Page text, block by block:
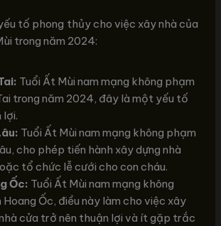
tố phong thủy cho việc xây nhà của
trong năm 2024:
Tuổi Ất Mùi nam mạng không phạm
trong năm 2024, đây là một yếu tố
lợi.
Tuổi Ất Mùi nam mạng không phạm
cho phép tiến hành xây dựng nhà
tổ chức lễ cưới cho con cháu.
Ốc: Tuổi Ất Mùi nam mạng không
Hoang Ốc, điều này làm cho việc xây
cửa trở nên thuận lợi và ít gặp trắc